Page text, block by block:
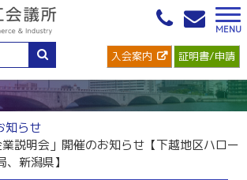
入会案内 証明書/申請
知らせ
業説明会」開催のお知らせ【下越地区ハロー
新潟県】